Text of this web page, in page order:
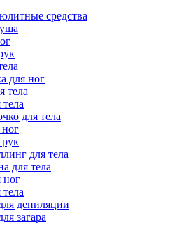
средства
для ног
тела
для тела
для тела
для тела
ног
депиляции
загара